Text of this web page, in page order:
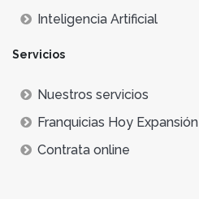
Inteligencia Artificial
Servicios
Nuestros servicios
Franquicias Hoy Expansión
Contrata online